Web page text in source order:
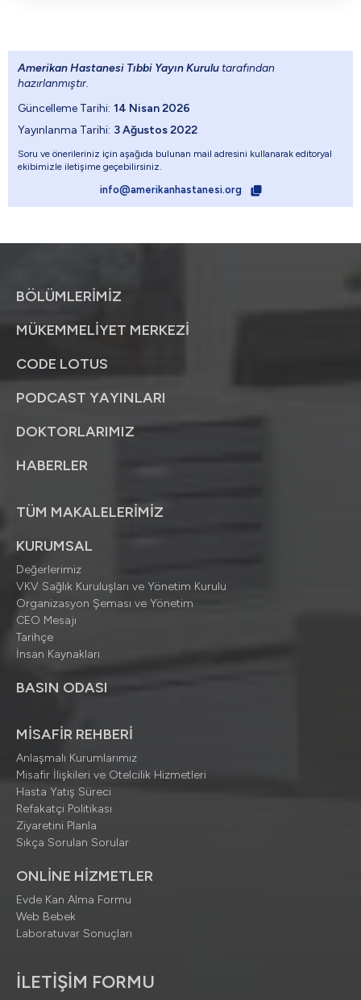
Amerikan Hastanesi Tıbbi Yayın Kurulu tarafından
hazırlanmıştır.
Güncelleme Tarihi: 14 Nisan 2026
Yayınlanma Tarihi: 3 Ağustos 2022
Soru ve önerileriniz için aşağıda bulunan mail adresini kullanarak editoryal
ekibimizle iletişime geçebilirsiniz.
info@amerikanhastanesi.org
BÖLÜMLERİMİZ
MÜKEMMELİYET MERKEZİ
CODE LOTUS
PODCAST YAYINLARI
DOKTORLARIMIZ
HABERLER
TÜM MAKALELERİMİZ
KURUMSAL
Değerlerimiz
VKV Sağlık Kuruluşları ve Yönetim Kurulu
Organizasyon Şeması ve Yönetim
CEO Mesajı
Tarihçe
İnsan Kaynakları
BASIN ODASI
MİSAFİR REHBERİ
Anlaşmalı Kurumlarımız
Misafir İlişkileri ve Otelcilik Hizmetleri
Hasta Yatış Süreci
Refakatçi Politikası
Ziyaretini Planla
Sıkça Sorulan Sorular
ONLİNE HİZMETLER
Evde Kan Alma Formu
Web Bebek
Laboratuvar Sonuçları
İLETİŞİM FORMU